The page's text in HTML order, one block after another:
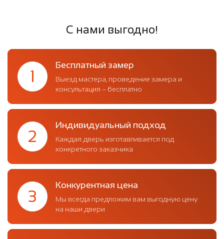
С нами выгодно!
1
Бесплатный замер
Выезд мастера, проведение замера и
консультация – бесплатно
2
Индивидуальный подход
Каждая дверь изготавливается под
конкретного заказчика
3
Конкурентная цена
Мы всегда предложим вам выгодную цену
на наши двери